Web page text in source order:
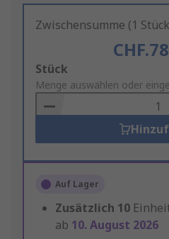
Zwischensumme (1
Add
to
Basket
Stück
Menge auswählen oder
Auf Lager
Zusätzlich 10
ab 10. August 2026